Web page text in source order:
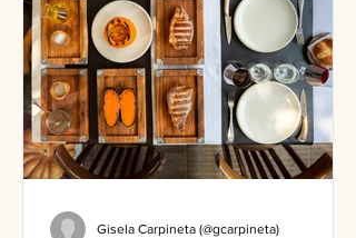
Gisela Carpineta (@gcarpineta)